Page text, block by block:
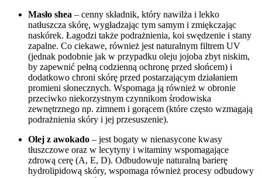
Masło shea – cenny składnik, który nawilża i lekko
natłuszcza skórę, wygładzając tym samym i zmiękczając
naskórek. Łagodzi także podrażnienia, koi swędzenie i stany
zapalne. Co ciekawe, również jest naturalnym filtrem UV
(jednak podobnie jak w przypadku oleju jojoba zbyt niskim,
by zapewnić pełną codzienną ochronę przed słońcem) i
dodatkowo chroni skórę przed postarzającym działaniem
promieni słonecznych. Wspomaga ją również w obronie
przeciwko niekorzystnym czynnikom środowiska
zewnętrznego np. zimnem i gorącem (które często wzmagają
podrażnienia skóry i jej przesuszenie).
Olej z awokado – jest bogaty w nienasycone kwasy
tłuszczowe oraz w lecytyny i witaminy wspomagające
zdrową cerę (A, E, D). Odbudowuje naturalną barierę
hydrolipidową skóry, wspomaga również procesy odbudowy